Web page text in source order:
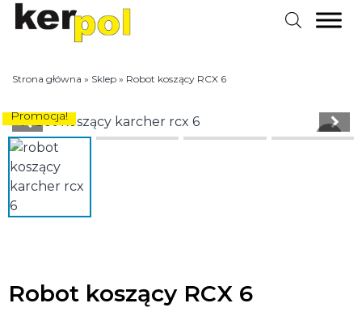
Strona główna » Sklep » Robot koszący RCX 6
Promocja!
Robot koszący RCX 6